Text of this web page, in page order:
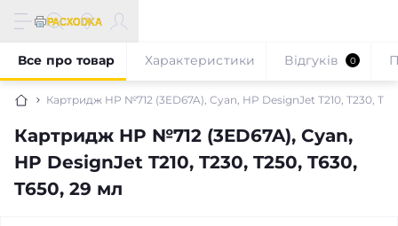
Картридж HP №712 (3ED67A), Cyan, HP DesignJet T210, T230,
Картридж HP №712 (3ED67A), Cyan,
HP DesignJet T210, T230, T250, T630,
T650, 29 мл
Все про товар Характеристики Відгуків 0